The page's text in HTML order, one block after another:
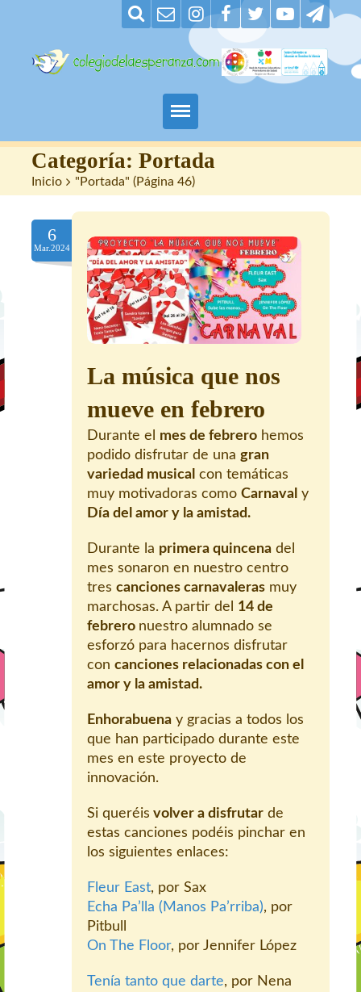
Padres
Alumnos
Maestros
Nuestro centro
Contacto
Categoría: Portada
Inicio > "Portada" (Página 46)
6
Mar.2024
La música que nos
mueve en febrero
Durante el mes de febrero hemos
podido disfrutar de una gran
variedad musical con temáticas
muy motivadoras como Carnaval y
Día del amor y la amistad.
Durante la primera quincena del
mes sonaron en nuestro centro
tres canciones carnavaleras muy
marchosas. A partir del 14 de
febrero nuestro alumnado se
esforzó para hacernos disfrutar
con canciones relacionadas con el
amor y la amistad.
Enhorabuena y gracias a todos los
que han participado durante este
mes en este proyecto de
innovación.
Si queréis volver a disfrutar de
estas canciones podéis pinchar en
los siguientes enlaces:
Fleur East, por Sax
Echa Pa’lla (Manos Pa’rriba), por
Pitbull
On The Floor, por Jennifer López
Tenía tanto que darte, por Nena